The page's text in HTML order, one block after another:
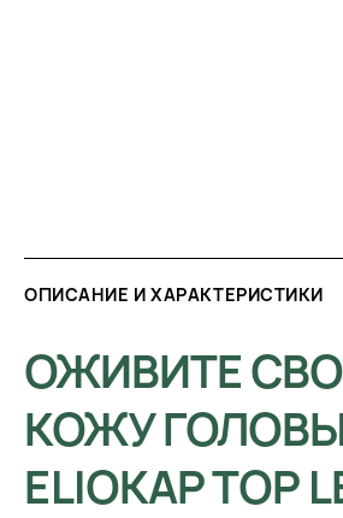
ОПИСАНИЕ И ХАРАКТЕРИСТИКИ
ОЖИВИТЕ
КОЖУ
ELIOKAP TOP